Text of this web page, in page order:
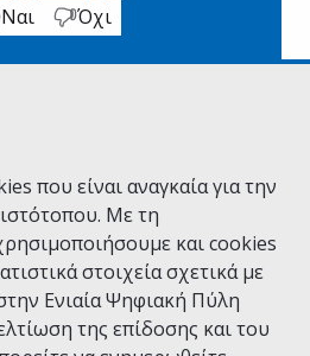
που είναι αναγκαία για την
Με τη
και cookies
στοιχεία σχετικά με
Ενιαία Ψηφιακή Πύλη
της επίδοσης και του
Ναι
Όχι
Ψηφιακής